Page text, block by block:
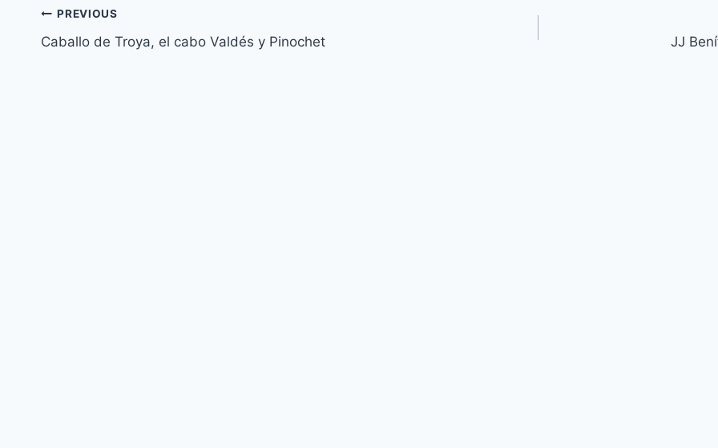
Navegación
de
PREVIOUS
Caballo de Troya, el cabo Valdés y Pinochet JJ